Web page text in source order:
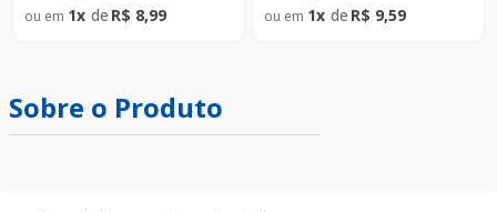
1 R$ 8,99 1 R$ 9,59
Sobre o Produto